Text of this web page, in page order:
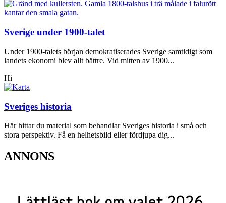
Sverige under 1900-talet
Under 1900-talets början demokratiserades Sverige samtidigt som
landets ekonomi blev allt bättre. Vid mitten av 1900...
Hi
Sveriges historia
Här hittar du material som behandlar Sveriges historia i små och
stora perspektiv. Få en helhetsbild eller fördjupa dig...
ANNONS